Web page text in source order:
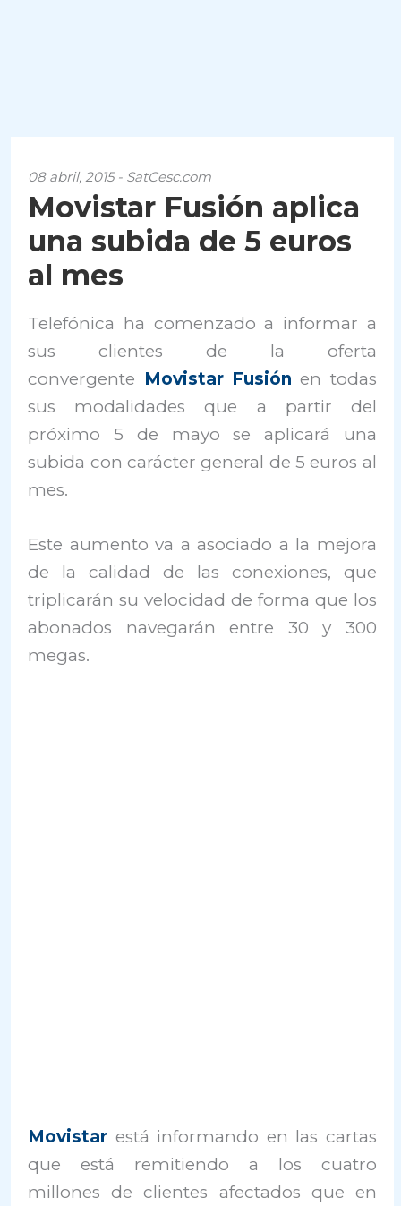
08 abril, 2015 - SatCesc.com
Movistar Fusión aplica
una subida de 5 euros
al mes
Telefónica ha comenzado a informar a
sus clientes de la oferta
convergente Movistar Fusión en todas
sus modalidades que a partir del
próximo 5 de mayo se aplicará una
subida con carácter general de 5 euros al
mes.
Este aumento va a asociado a la mejora
de la calidad de las conexiones, que
triplicarán su velocidad de forma que los
abonados navegarán entre 30 y 300
megas.
Movistar está informando en las cartas
que está remitiendo a los cuatro
millones de clientes afectados que en